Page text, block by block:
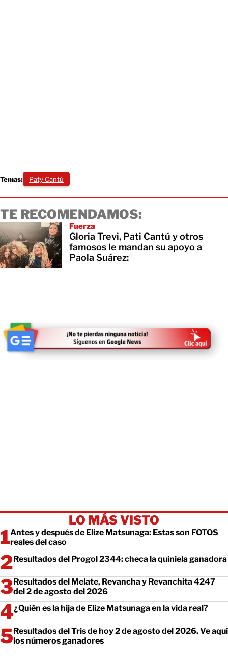
Temas: Paty Cantú
TE RECOMENDAMOS:
Fuerza
Gloria Trevi, Pati Cantú y otros
famosos le mandan su apoyo a
Paola Suárez:
LO MÁS VISTO
Antes y después de Elize Matsunaga: Estas son FOTOS
reales del caso
Resultados del Progol 2344: checa la quiniela ganadora
Resultados del Melate, Revancha y Revanchita 4247
del 2 de agosto del 2026
¿Quién es la hija de Elize Matsunaga en la vida real?
Resultados del Tris de hoy 2 de agosto del 2026. Ve aquí
los números ganadores